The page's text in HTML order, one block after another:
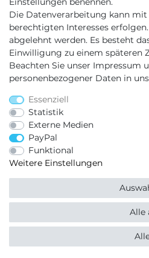
Die Datenverarbeitung kann
berechtigten Interesses
abgelehnt werden. Es besteht
Einwilligung zu einem späteren
Beachten Sie unser Impressum
personenbezogener Daten in
Essenziell
Statistik
Externe Medien
PayPal
Funktional
Weitere Einstellungen
Alle